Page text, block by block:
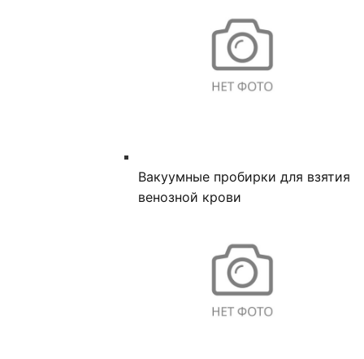
Вакуумные пробирки для взятия
венозной крови